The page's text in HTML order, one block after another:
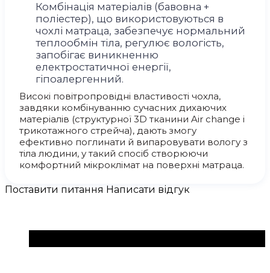
Комбінація матеріалів (бавовна +
поліестер), що використовуються в
чохлі матраца, забезпечує нормальний
теплообмін тіла, регулює вологість,
запобігає виникненню
електростатичної енергії,
гіпоалергенний.
Високі повітропровідні властивості чохла,
завдяки комбінуванню сучасних дихаючих
матеріалів (структурної 3D тканини Air change і
трикотажного стрейча), дають змогу
ефективно поглинати й випаровувати вологу з
тіла людини, у такий спосіб створюючи
комфортний мікроклімат на поверхні матраца.
Поставити питання Написати відгук